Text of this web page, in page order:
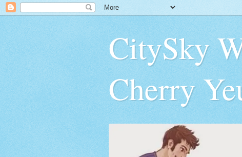
CitySky
Cherry